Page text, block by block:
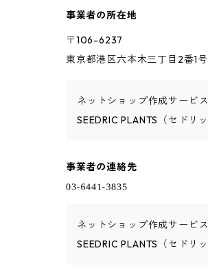
事業者の所在地
〒106-6237
東京都港区六本木三丁目2番1
ネットショップ作成サービ
SEEDRIC PLANTS（セドリ
事業者の連絡先
ネットショップ作成サービ
SEEDRIC PLANTS（セドリ